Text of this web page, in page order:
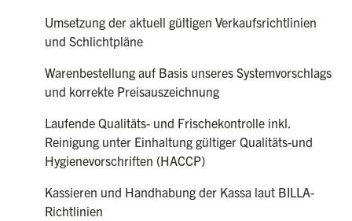
Umsetzung der aktuell gültigen Verkaufsrichtlinien
und Schlichtpläne
Warenbestellung auf Basis unseres Systemvorschlags
und korrekte Preisauszeichnung
Laufende Qualitäts- und Frischekontrolle inkl.
Reinigung unter Einhaltung gültiger Qualitäts-und
Hygienevorschriften (HACCP)
Kassieren und Handhabung der Kassa laut BILLA-
Richtlinien